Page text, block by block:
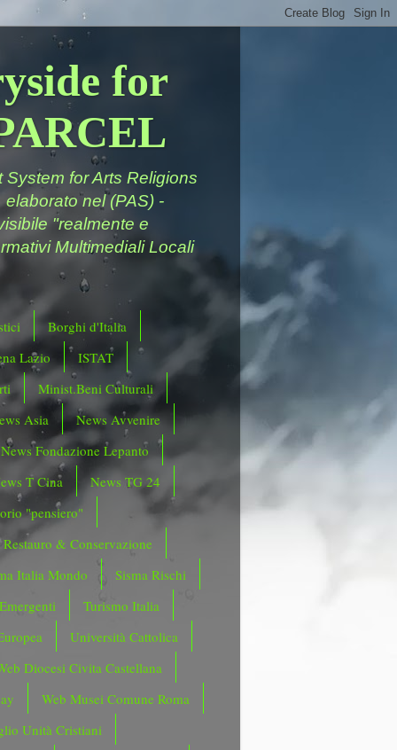
for
for Arts Religions
nel (PAS) -
"realmente e
Multimediali Locali
Borghi d'Italia
Lazio
ISTAT
Minist.Beni Culturali
Asia
News Avvenire
News Fondazione Lepanto
T Cina
News TG 24
"pensiero"
Restauro & Conservazione
Italia Mondo
Sisma Rischi
Turismo Italia
Università Cattolica
Diocesi Civita Castellana
Web Musei Comune Roma
Unità Cristiani